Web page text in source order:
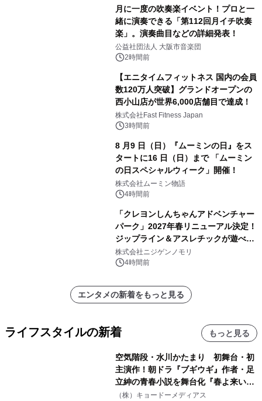
月に一度の吹奏楽イベント！プロと一
緒に演奏できる「第112回月イチ吹奏
楽」。演奏曲目などの詳細発表！
公益社団法人 大阪市音楽団
2時間前
【エニタイムフィットネス 国内の会員
数120万人突破】グランドオープンの
西小山店が世界6,000店舗目で達成！
株式会社Fast Fitness Japan
3時間前
8 月9 日（日）『ムーミンの日』をス
タートに16 日（日）まで 「ムーミン
の日スペシャルウィーク」開催！
株式会社ムーミン物語
4時間前
「クレヨンしんちゃんアドベンチャー
パーク」2027年春リニューアル決定！
ジップライン＆アスレチックが遊べる
のは今年が最後！ 「ラスト！ドキがム
ネムネ～大作戦！」始動
株式会社ニジゲンノモリ
4時間前
エンタメの新着をもっと見る
ライフスタイルの新着 もっと見る
空気階段・水川かたまり 初舞台・初
主演作！朝ドラ『ブギウギ』作者・足
立紳の青春小説を舞台化『春よ来い、
マジで来い』キービジュアル解禁！
（株）キョードーメディアス